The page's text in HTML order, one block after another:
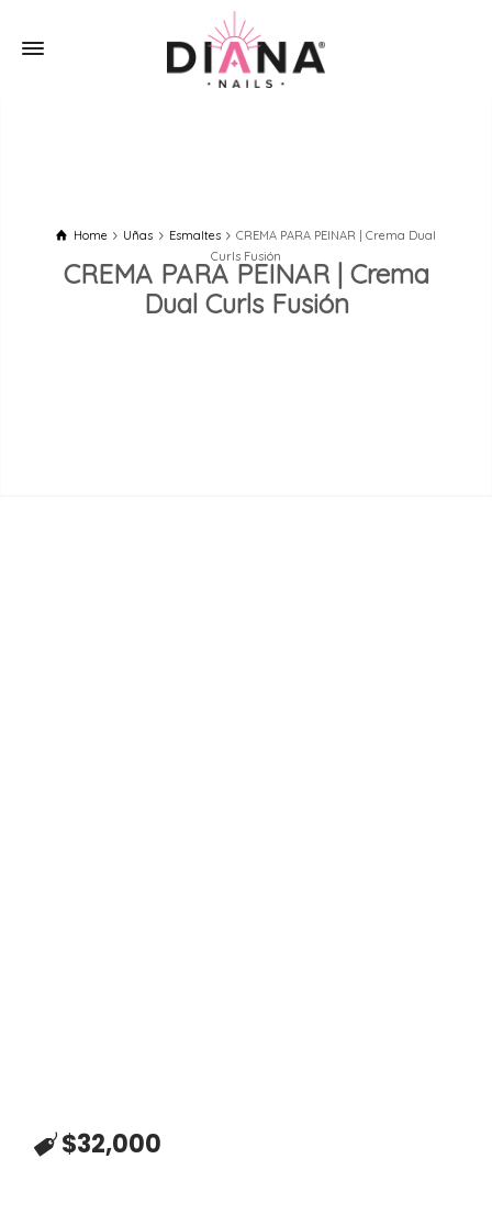
Home Uñas Esmaltes
CREMA PARA PEINAR | Crema Dual
Curls Fusión
CREMA PARA PEINAR | Crema
Dual Curls Fusión
$32,000